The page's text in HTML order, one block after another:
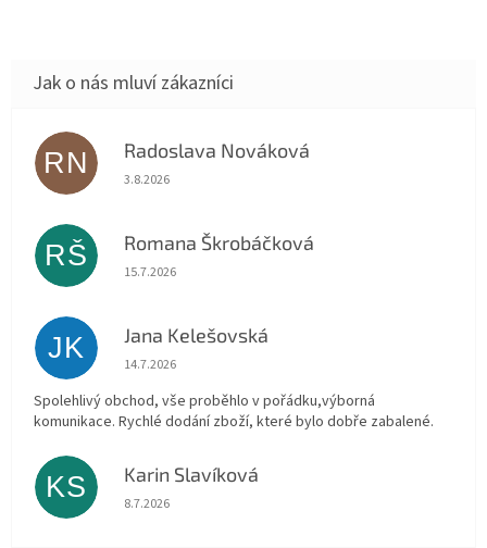
RN Radoslava Nováková
Hodnocení obchodu je 5 z 5 hvězdiček.
3.8.2026
RŠ Romana Škrobáčková
Hodnocení obchodu je 5 z 5 hvězdiček.
15.7.2026
JK Jana Kelešovská
Hodnocení obchodu je 5 z 5 hvězdiček.
14.7.2026
Spolehlivý obchod, vše proběhlo v pořádku,výborná
komunikace. Rychlé dodání zboží, které bylo dobře zabalené.
KS Karin Slavíková
Hodnocení obchodu je 5 z 5 hvězdiček.
8.7.2026